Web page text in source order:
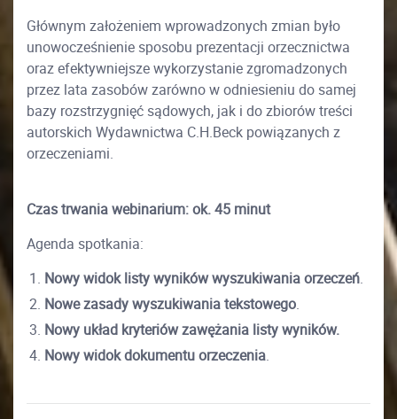
Głównym założeniem wprowadzonych zmian było
unowocześnienie sposobu prezentacji orzecznictwa
oraz efektywniejsze wykorzystanie zgromadzonych
przez lata zasobów zarówno w odniesieniu do samej
bazy rozstrzygnięć sądowych, jak i do zbiorów treści
autorskich Wydawnictwa C.H.Beck powiązanych z
orzeczeniami.
Czas trwania webinarium: ok. 45 minut
Agenda spotkania:
Nowy widok listy wyników wyszukiwania orzeczeń.
Nowe zasady wyszukiwania tekstowego.
Nowy układ kryteriów zawężania listy wyników.
Nowy widok dokumentu orzeczenia.